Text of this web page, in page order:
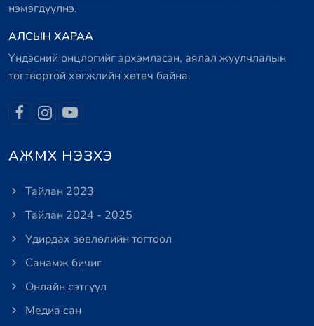
нэмэгдүүлнэ.
АЛСЫН ХАРАА
Үндэсний онцлогийг эрхэмлэсэн, аялал жуулчлалын
тогтвортой хөгжлийн хөтөч байна.
АЖМХ НЭЗХЭ
Тайлан 2023
Тайлан 2024 - 2025
Удирдах зөвлөлийн тогтоол
Санамж бичиг
Онлайн сэтгүүл
Медиа сан